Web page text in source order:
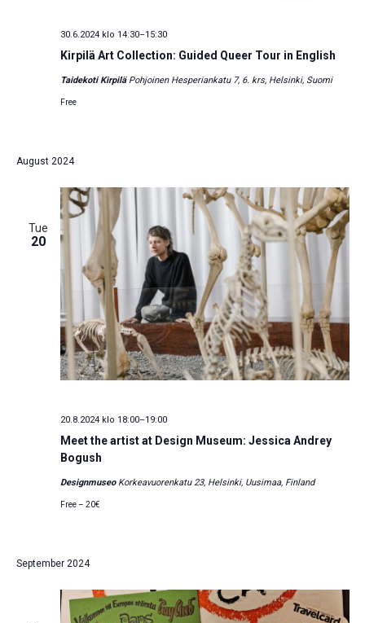
Kirpilä Art Collection: Guided Queer Tour in English
30.6.2024 klo 14:30–15:30
Taidekoti Kirpilä Pohjoinen Hesperiankatu 7, 6. krs, Helsinki, Suomi
Free
August 2024
Tue
20
Meet the artist at Design Museum: Jessica Andrey
Bogush
20.8.2024 klo 18:00–19:00
Designmuseo Korkeavuorenkatu 23, Helsinki, Uusimaa, Finland
Free – 20€
September 2024